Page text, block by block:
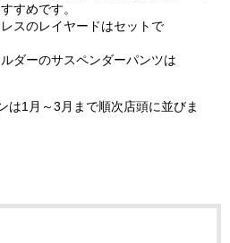
すめです。
スのレイヤードはセットで
ダーのサスペンダーパンツは
は1月～3月まで順次店頭に並びま